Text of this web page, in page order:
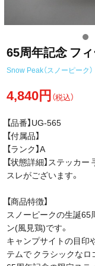
65周年記念 フ
Snow Peak（スノーピーク）
4,840円（税込）
【品番】UG-565
【付属品】
【ランク】A
【状態詳細】ステッカー
スレがございます。
【商品特徴】
スノーピークの生誕65
ン(風見鶏)です。
キャンプサイトの目印
テムで クラシックなロ